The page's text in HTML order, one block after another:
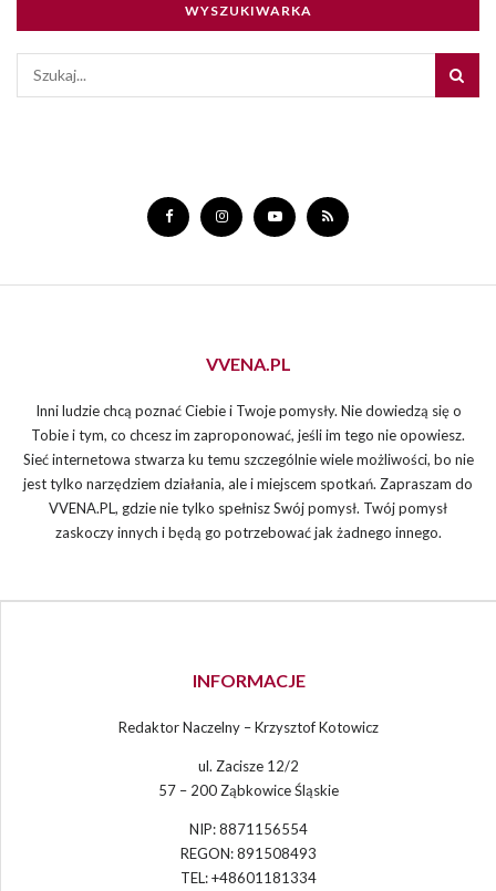
WYSZUKIWARKA
VVENA.PL
Inni ludzie chcą poznać Ciebie i Twoje pomysły. Nie dowiedzą się o
Tobie i tym, co chcesz im zaproponować, jeśli im tego nie opowiesz.
Sieć internetowa stwarza ku temu szczególnie wiele możliwości, bo nie
jest tylko narzędziem działania, ale i miejscem spotkań. Zapraszam do
VVENA.PL, gdzie nie tylko spełnisz Swój pomysł. Twój pomysł
zaskoczy innych i będą go potrzebować jak żadnego innego.
INFORMACJE
Redaktor Naczelny – Krzysztof Kotowicz
ul. Zacisze 12/2
57 – 200 Ząbkowice Śląskie
NIP: 8871156554
REGON: 891508493
TEL: +48601181334